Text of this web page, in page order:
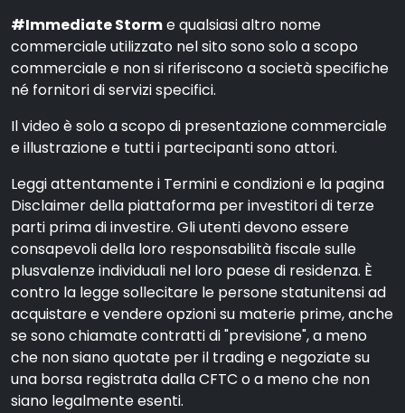
#Immediate Storme qualsiasi altro nome
commerciale utilizzato nel sito sono solo a scopo
commerciale e non si riferiscono a società specifiche
né fornitori di servizi specifici.
Il video è solo a scopo di presentazione commerciale
e illustrazione e tutti i partecipanti sono attori.
Leggi attentamente i Termini e condizioni e la pagina
Disclaimer della piattaforma per investitori di terze
parti prima di investire. Gli utenti devono essere
consapevoli della loro responsabilità fiscale sulle
plusvalenze individuali nel loro paese di residenza. È
contro la legge sollecitare le persone statunitensi ad
acquistare e vendere opzioni su materie prime, anche
se sono chiamate contratti di "previsione", a meno
che non siano quotate per il trading e negoziate su
una borsa registrata dalla CFTC o a meno che non
siano legalmente esenti.